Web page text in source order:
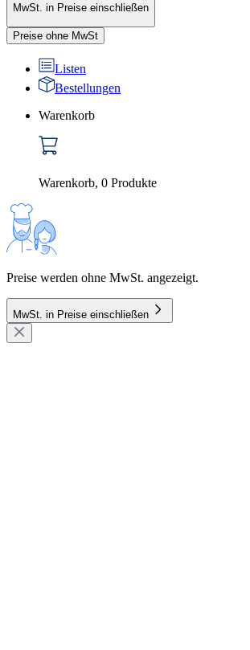
MwSt. in Preise einschließen
Preise ohne MwSt
Listen
Bestellungen
Warenkorb
Warenkorb, 0 Produkte
Preise werden ohne MwSt. angezeigt.
MwSt. in Preise einschließen